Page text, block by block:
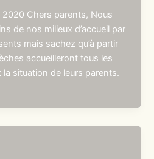
2020 Chers parents, Nous
de nos milieux d’accueil par
mais sachez qu’à partir
accueilleront tous les
situation de leurs parents.